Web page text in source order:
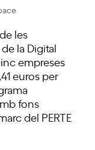
les
la Digital
empreses
euros per
fons
del PERTE